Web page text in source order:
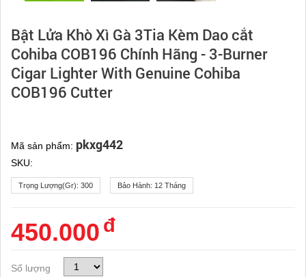
Bật Lửa Khò Xì Gà 3Tia Kèm Dao cắt
Cohiba COB196 Chính Hãng - 3-Burner
Cigar Lighter With Genuine Cohiba
COB196 Cutter
Mã sản phẩm: pkxg442
SKU:
Trọng Lượng(gr): 300 Bảo Hành: 12 Tháng
450.000 đ
Số lượng